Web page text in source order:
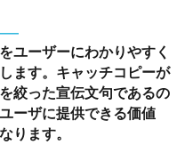
ユーザーにわかりやすく
ます。キャッチコピーが
絞った宣伝文句であるの
ーザに提供できる価値
ります。